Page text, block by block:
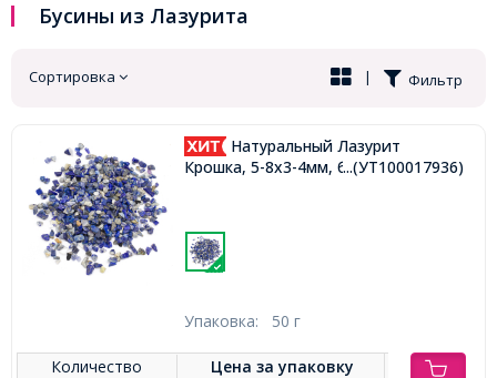
Бусины из Лазурита
Сортировка Фильтр
|
Натуральный Лазурит
Крошка, 5-8x3-4мм, без Отверстия,
...(УТ100017936)
Упаковка: 50 г
Количество Цена заупаковку